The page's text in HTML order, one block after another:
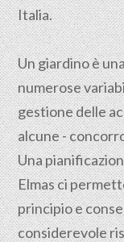
Italia.
Un giardino è
numerose
gestione delle
alcune -
Una
Elmas ci
principio e
considerevole